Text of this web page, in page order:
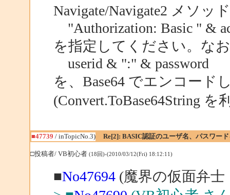
Navigate/Navigate2 メソ
"Authorization: Basic " &
を指定してください。な
userid & ":" & password
を、Base64 でエンコード
(Convert.ToBase64String
■47739 / inTopicNo.3) Re[2]: BASIC認証のユーザ名、パスワー
□投稿者/ VB初心者 (18回)-(2010/03/12(Fri) 18:12:11)
■No47694(魔界の仮面弁士